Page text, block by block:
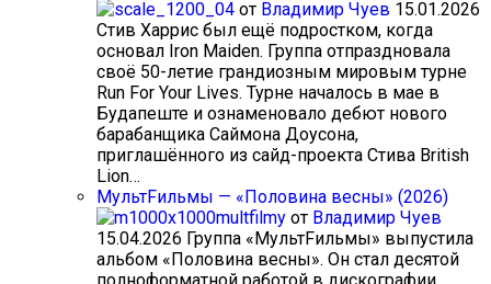
от Владимир Чуев 15.01.2026
Стив Харрис был ещё подростком, когда
основал Iron Maiden. Группа отпраздновала
своё 50-летие грандиозным мировым турне
Run For Your Lives. Турне началось в мае в
Будапеште и ознаменовало дебют нового
барабанщика Саймона Доусона,
приглашённого из сайд-проекта Стива British
Lion…
МультFильмы — «Половина весны» (2026)
от Владимир Чуев
15.04.2026 Группа «МультFильмы» выпустила
альбом «Половина весны». Он стал десятой